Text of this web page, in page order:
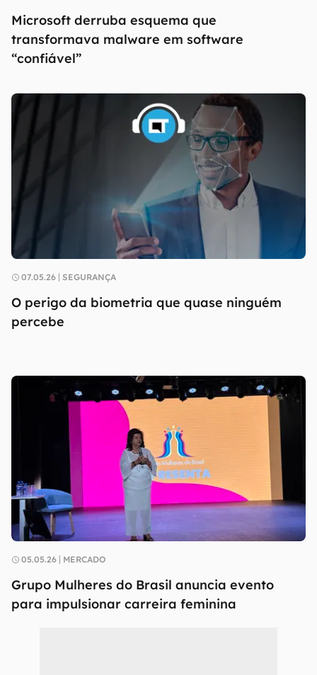
Microsoft derruba esquema que
transformava malware em software
“confiável”
07.05.26 SEGURANÇA
O perigo da biometria que quase ninguém
percebe
05.05.26 MERCADO
Grupo Mulheres do Brasil anuncia evento
para impulsionar carreira feminina